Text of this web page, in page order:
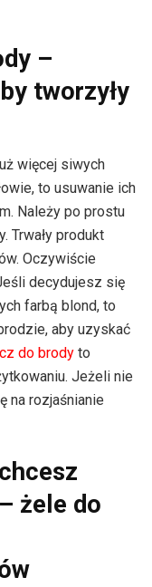
–
tworzyły
więcej siwych
to usuwanie ich
Należy po prostu
Trwały produkt
Oczywiście
decydujesz się
farbą blond, to
aby uzyskać
do brody to
Jeżeli nie
na rozjaśnianie
żele do